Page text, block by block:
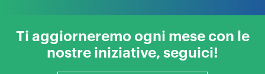
Ti aggiorneremo ogni mese con le
nostre iniziative, seguici!